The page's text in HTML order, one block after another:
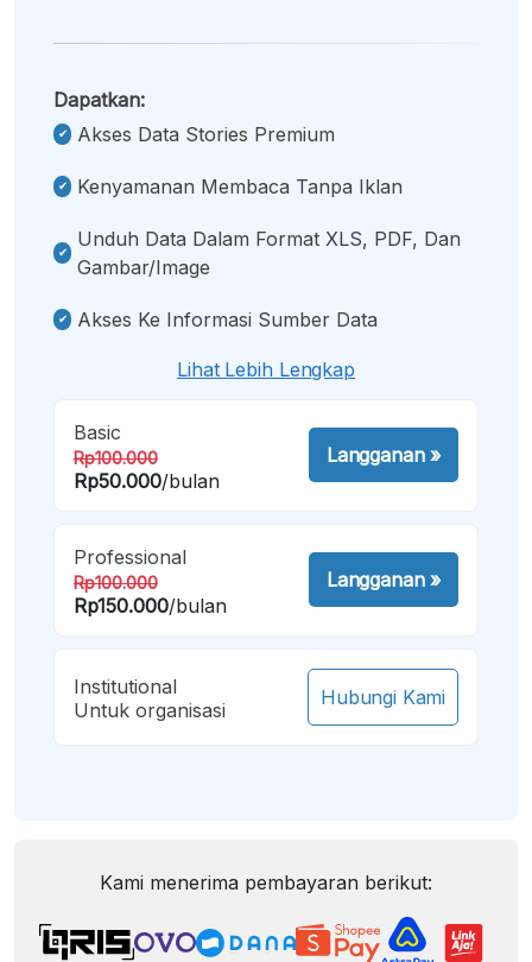
Dapatkan:
Akses Data Stories Premium
Kenyamanan Membaca Tanpa Iklan
Unduh Data Dalam Format XLS, PDF, Dan
Gambar/image
Akses Ke Informasi Sumber Data
Lihat Lebih Lengkap
Basic
Rp100.000
Rp50.000/bulan
Langganan»
Professional
Rp100.000
Rp150.000/bulan
Langganan»
Institutional
Untuk organisasi
Hubungi Kami
Kami menerima pembayaran berikut: